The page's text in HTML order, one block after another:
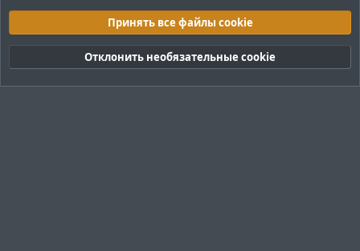
Cookies Тёмная (2020)
Русский (RU)
Обратная связь
Условия и правила
Политика конфиденциальности
Помощь
R
Принять все файлы cookie
Отклонить необязательные cookie